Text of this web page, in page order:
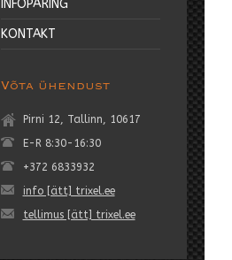
INFOPÄRING
KONTAKT
Võta ühendust
Pirni 12, Tallinn, 10617
E-R 8:30-16:30
+372 6833932
info [ätt] trixel.ee
tellimus [ätt] trixel.ee